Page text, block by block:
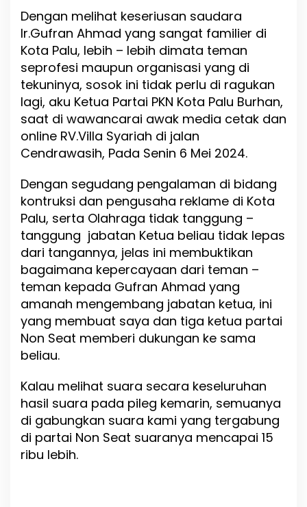
a
t
B
e
i
D
u
u
n
g
K
e
G
u
f
r
a
n
A
h
m
a
P
i
l
w
a
Dengan melihat keseriusan saudara
Ir.Gufran Ahmad yang sangat familier di
Kota Palu, lebih – lebih dimata teman
seprofesi maupun organisasi yang di
tekuninya, sosok ini tidak perlu di ragukan
lagi, aku Ketua Partai PKN Kota Palu Burhan,
saat di wawancarai awak media cetak dan
online RV.Villa Syariah di jalan
Cendrawasih, Pada Senin 6 Mei 2024.
Dengan segudang pengalaman di bidang
kontruksi dan pengusaha reklame di Kota
Palu, serta Olahraga tidak tanggung –
tanggung jabatan Ketua beliau tidak lepas
dari tangannya, jelas ini membuktikan
bagaimana kepercayaan dari teman –
teman kepada Gufran Ahmad yang
amanah mengembang jabatan ketua, ini
yang membuat saya dan tiga ketua partai
Non Seat memberi dukungan ke sama
beliau.
Kalau melihat suara secara keseluruhan
hasil suara pada pileg kemarin, semuanya
di gabungkan suara kami yang tergabung
di partai Non Seat suaranya mencapai 15
ribu lebih.